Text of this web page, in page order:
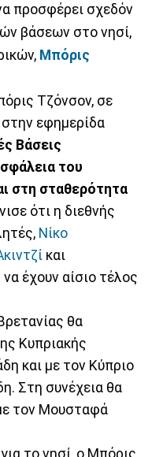
προσφέρει σχεδόν
βάσεων στο νησί,
Μπόρις
Τζόνσον, σε
εφημερίδα
Βάσεις
του
στη σταθερότητα
ότι η διεθνής
Νίκο
και
έχουν αίσιο τέλος
θα
Κυπριακής
και με τον Κύπριο
Στη συνέχεια θα
τον Μουσταφά
το νησί, ο Μπόρις